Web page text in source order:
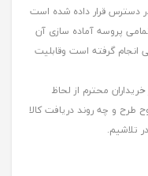
دسترس قرار داده شده است
پروسه آماده سازی آن
انجام گرفته است وقابلیت
محترم از لحاظ
و چه روند دریافت کالا
تلاشیم.